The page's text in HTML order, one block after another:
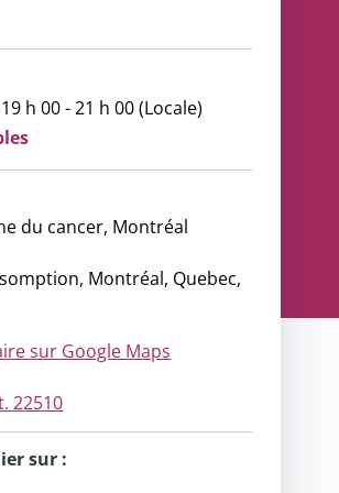
h 00 - 21 h 00 (Locale)
du cancer, Montréal
Montréal, Quebec,
sur Google Maps
22510
sur :